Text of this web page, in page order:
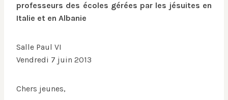
professeurs des écoles gérées par les jésuites en
Italie et en Albanie
Salle Paul VI
Vendredi 7 juin 2013
Chers jeunes,